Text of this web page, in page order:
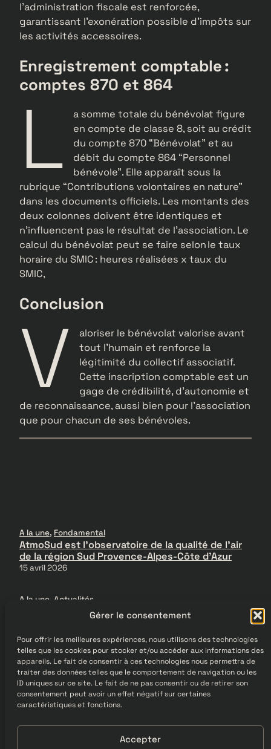
Gérer le consentement
Pour offrir les meilleures expériences, nous utilisons des technologies
telles que les cookies pour stocker et/ou accéder aux informations des
appareils. Le fait de consentir à ces technologies nous permettra de
traiter des données telles que le comportement de navigation ou les
ID uniques sur ce site. Le fait de ne pas consentir ou de retirer son
consentement peut avoir un effet négatif sur certaines
caractéristiques et fonctions.
Accepter
l’administration fiscale est renforcée,
garantissant l’exonération possible d’impôts sur
les activités accessoires.
Enregistrement comptable :
comptes 870 et 864
L
a somme totale du bénévolat figure
en compte de classe 8, soit au crédit
du compte 870 “Bénévolat” et au
débit du compte 864 “Personnel
bénévole”. Elle apparaît sous la
rubrique “Contributions volontaires en nature”
dans les documents officiels. Les montants des
deux colonnes doivent être identiques et
n’influencent pas le résultat de l’association. Le
calcul du bénévolat peut se faire selon le taux
horaire du SMIC : heures réalisées x taux du
SMIC,
Conclusion
V
aloriser le bénévolat valorise avant
tout l’humain et renforce la
légitimité du collectif associatif.
Cette inscription comptable est un
gage de crédibilité, d’autonomie et
de reconnaissance, aussi bien pour l’association
que pour chacun de ses bénévoles.
A la une, Fondamental
AtmoSud est l’observatoire de la qualité de l’air
de la région Sud Provence-Alpes-Côte d’Azur
15 avril 2026
A la une Actualités
La nouvelle composition de la Métropole
A la une, Actualités
Actualités & Informations
6 avril 2026